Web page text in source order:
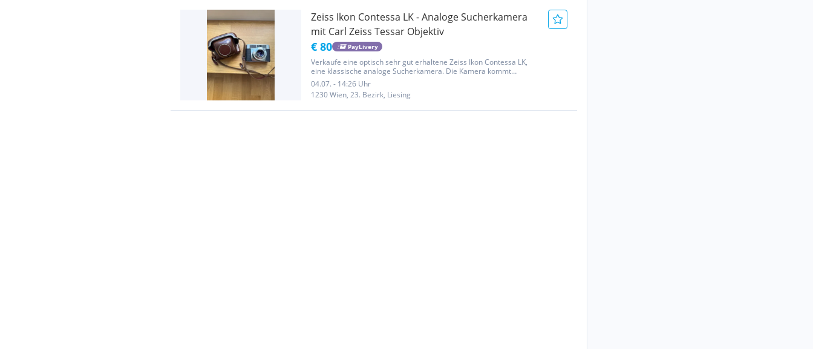
Zeiss Ikon Contessa LK - Analoge Sucherkamera
mit Carl Zeiss Tessar Objektiv
€ 80 PayLivery
Verkaufe eine optisch sehr gut erhaltene Zeiss Ikon Contessa LK,
eine klassische analoge Sucherkamera. Die Kamera kommt
inklusive der originalen Zeiss Ikon Bereitschaftstasche. Objektiv:
Carl Zeiss Tessar 2.8/50. Verschluss: PRONTO-LK. Zustand: Die...
04.07. - 14:26 Uhr
1230 Wien, 23. Bezirk, Liesing